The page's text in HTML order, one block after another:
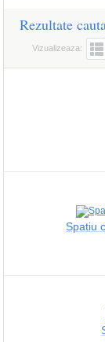
Rezultate
Vizualizeaza:
Spatiu